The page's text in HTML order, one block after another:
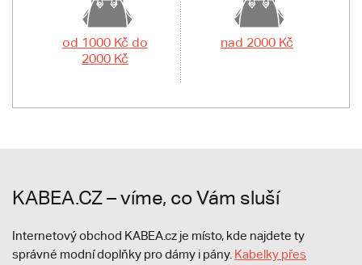
od 1000 Kč do
2000 Kč
nad 2000 Kč
KABEA.CZ – víme, co Vám sluší
Internetový obchod KABEA.cz je místo, kde najdete ty
správné modní doplňky pro dámy i pány. Kabelky přes